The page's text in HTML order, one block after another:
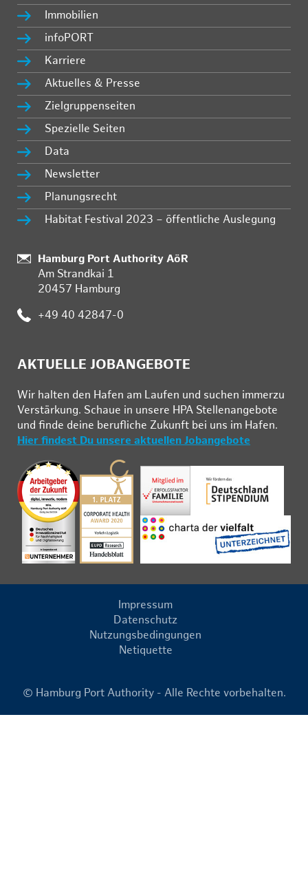
Immobilien
infoPORT
Karriere
Aktuelles & Presse
Zielgruppenseiten
Spezielle Seiten
Data
Newsletter
Planungsrecht
Habitat Festival 2023 – öffentliche Auslegung
:
Hamburg Port Authority AöR
Am Strandkai 1
20457 Hamburg
: +49 40 42847-0
AKTUELLE JOBANGEBOTE
Wir hal­ten den Ha­fen am Lau­fen und su­chen im­mer­zu
Ver­stär­kung. Schau­e in un­se­re HPA Stel­len­an­ge­bo­te
und fin­de deine be­ruf­li­che Zu­kunft bei uns im Ha­fen.
Hier findest Du unsere aktuellen Jobangebote
Impressum
Datenschutz
Nutzungsbedingungen
Netiquette
© Hamburg Port Authority - Alle Rechte vorbehalten.